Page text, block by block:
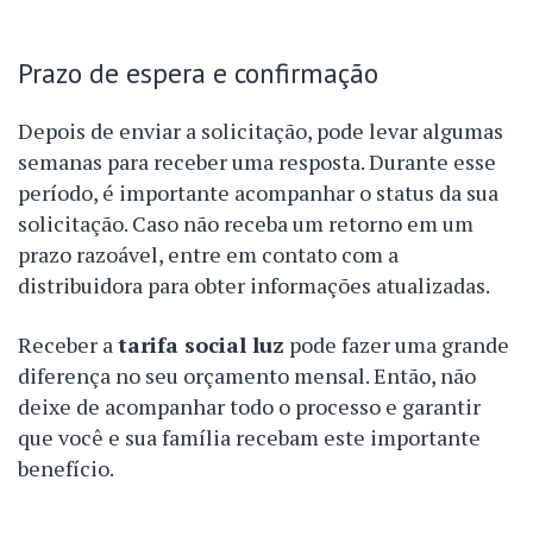
Prazo de espera e confirmação
Depois de enviar a solicitação, pode levar algumas
semanas para receber uma resposta. Durante esse
período, é importante acompanhar o status da sua
solicitação. Caso não receba um retorno em um
prazo razoável, entre em contato com a
distribuidora para obter informações atualizadas.
Receber atarifa social luz pode fazer uma grande
diferença no seu orçamento mensal. Então, não
deixe de acompanhar todo o processo e garantir
que você e sua família recebam este importante
benefício.